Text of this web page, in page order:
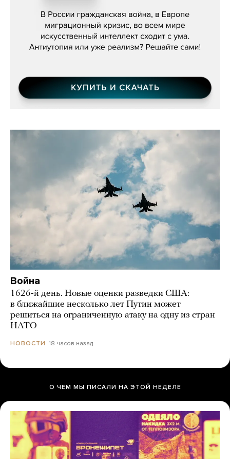
Война
1626-й день. Новые оценки разведки США:
в ближайшие несколько лет Путин может
решиться на ограниченную атаку на одну из стран
НАТО
НОВОСТИ 18 часов назад
О ЧЕМ МЫ ПИСАЛИ НА ЭТОЙ НЕДЕЛЕ